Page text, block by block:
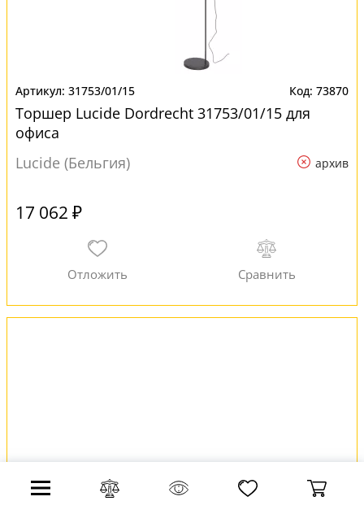
31753/01/15 73870
Торшер Lucide Dordrecht 31753/01/15 для
офиса
Lucide (Бельгия)
архив
17 062 ₽